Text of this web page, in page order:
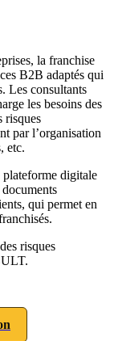
la franchise
B2B adaptés qui
Les consultants
les besoins des
risques
par l’organisation
etc.
plateforme digitale
qui permet en
risques